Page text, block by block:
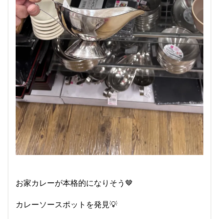
お家カレーが本格的になりそう🤎
カレーソースポットを発見💡